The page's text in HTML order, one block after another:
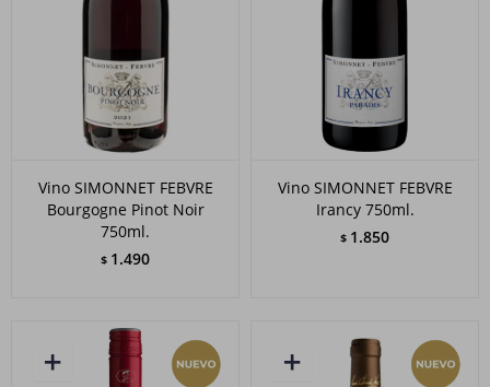
Vino SIMONNET FEBVRE
Bourgogne Pinot Noir
750ml.
$ 1.490
Vino SIMONNET FEBVRE
Irancy 750ml.
$ 1.850